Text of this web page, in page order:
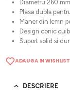
Diametru 260
Plasa dubla
Maner din lemn
Design conic
Suport solid si
ADAUGA IN WISHLIST
DESCRIERE